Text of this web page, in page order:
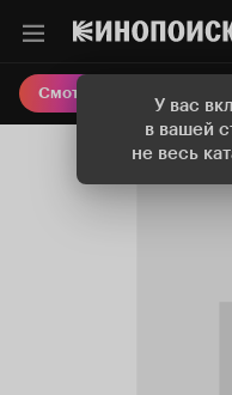
У вас
в вашей
не весь
Смотреть кино